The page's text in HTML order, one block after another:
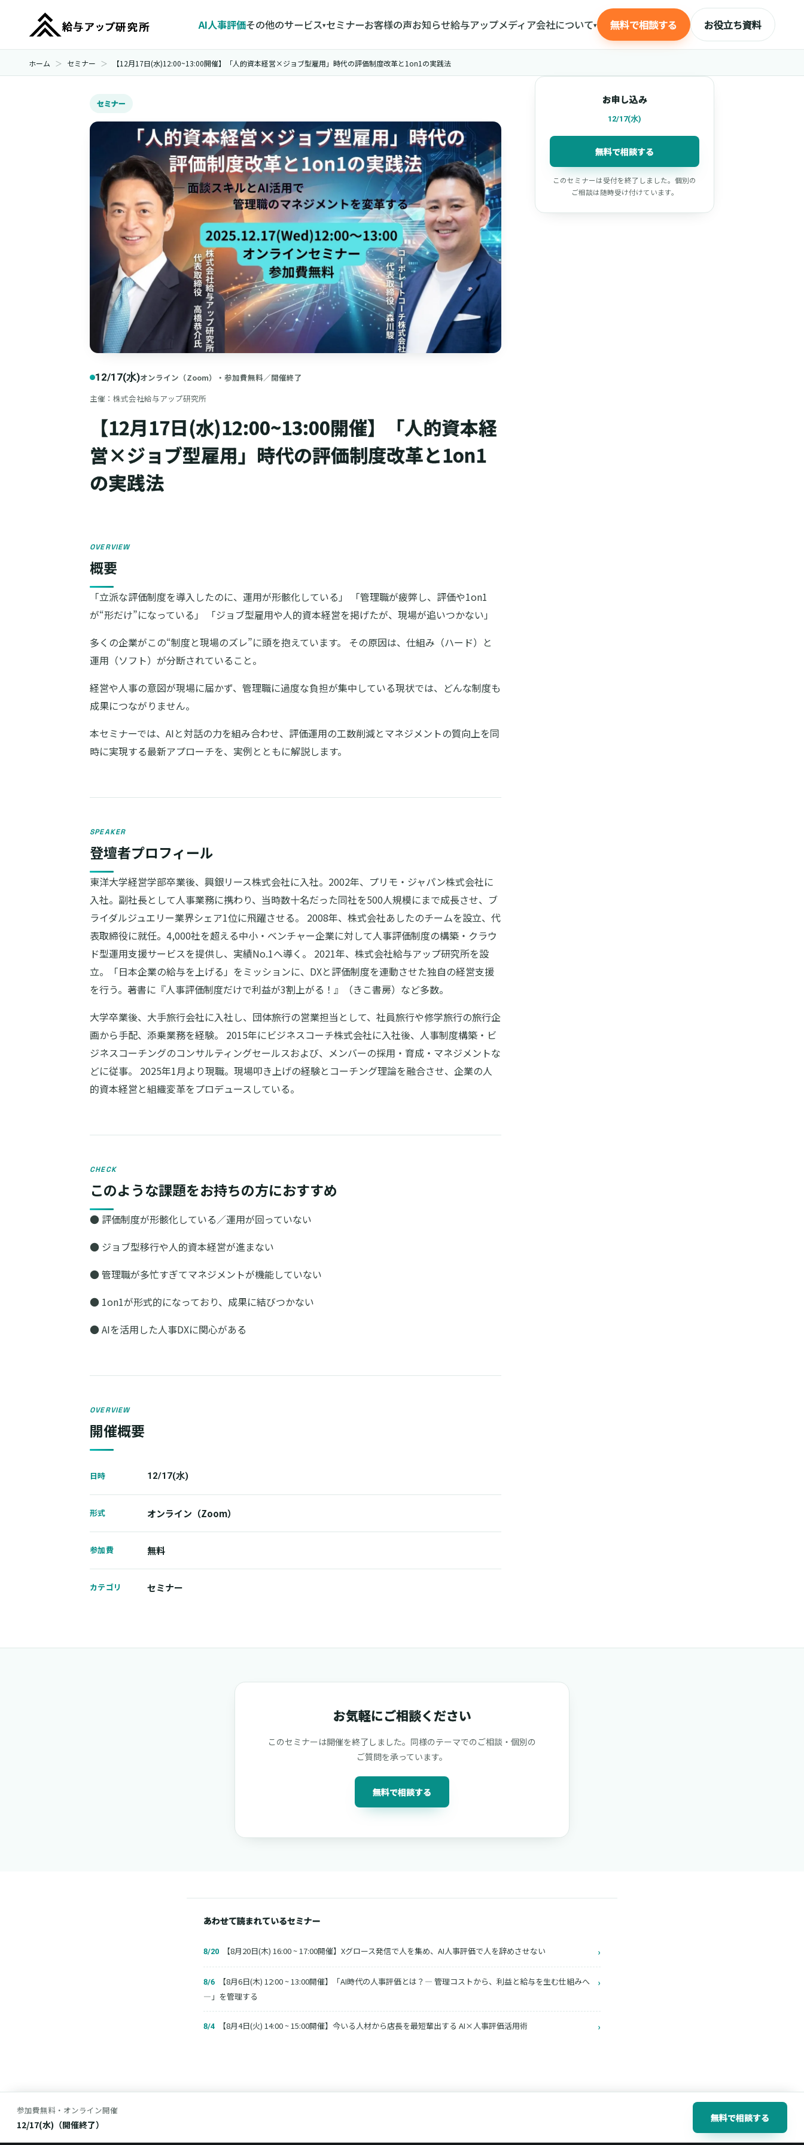
AI人事評価その他のサービス▾セミナーお客様の声お知らせ給与アップメディア会社について▾ 無料で相談する お役立ち資料
ホーム セミナー 【12月17日(水)12:00~13:00開催】「人的資本経営×ジョブ型雇用」時代の評価制度改革と1on1の実践法
セミナー
12/17(水)オンライン（Zoom）・参加費無料／開催終了
主催：株式会社給与アップ研究所
【12月17日(水)12:00~13:00開催】「人的資本経
営×ジョブ型雇用」時代の評価制度改革と1on1
の実践法
OVERVIEW
概要
「立派な評価制度を導入したのに、運用が形骸化している」 「管理職が疲弊し、評価や1on1
が“形だけ”になっている」 「ジョブ型雇用や人的資本経営を掲げたが、現場が追いつかない」
多くの企業がこの“制度と現場のズレ”に頭を抱えています。 その原因は、仕組み（ハード）と
運用（ソフト）が分断されていること。
経営や人事の意図が現場に届かず、管理職に過度な負担が集中している現状では、どんな制度も
成果につながりません。
本セミナーでは、AIと対話の力を組み合わせ、評価運用の工数削減とマネジメントの質向上を同
時に実現する最新アプローチを、実例とともに解説します。
SPEAKER
登壇者プロフィール
東洋大学経営学部卒業後、興銀リース株式会社に入社。2002年、プリモ・ジャパン株式会社に
入社。副社長として人事業務に携わり、当時数十名だった同社を500人規模にまで成長させ、ブ
ライダルジュエリー業界シェア1位に飛躍させる。 2008年、株式会社あしたのチームを設立、代
表取締役に就任。4,000社を超える中小・ベンチャー企業に対して人事評価制度の構築・クラウ
ド型運用支援サービスを提供し、実績No.1へ導く。 2021年、株式会社給与アップ研究所を設
立。「日本企業の給与を上げる」をミッションに、DXと評価制度を連動させた独自の経営支援
を行う。著書に『人事評価制度だけで利益が3割上がる！』（きこ書房）など多数。
大学卒業後、大手旅行会社に入社し、団体旅行の営業担当として、社員旅行や修学旅行の旅行企
画から手配、添乗業務を経験。 2015年にビジネスコーチ株式会社に入社後、人事制度構築・ビ
ジネスコーチングのコンサルティングセールスおよび、メンバーの採用・育成・マネジメントな
どに従事。 2025年1月より現職。現場叩き上げの経験とコーチング理論を融合させ、企業の人
的資本経営と組織変革をプロデュースしている。
CHECK
このような課題をお持ちの方におすすめ
● 評価制度が形骸化している／運用が回っていない
● ジョブ型移行や人的資本経営が進まない
● 管理職が多忙すぎてマネジメントが機能していない
● 1on1が形式的になっており、成果に結びつかない
● AIを活用した人事DXに関心がある
OVERVIEW
開催概要
日時 12/17(水)
形式 オンライン（Zoom）
参加費 無料
カテゴリ セミナー
お申し込み
12/17(水)
無料で相談する
このセミナーは受付を終了しました。個別の
ご相談は随時受け付けています。
お気軽にご相談ください
このセミナーは開催を終了しました。同様のテーマでのご相談・個別の
ご質問を承っています。
無料で相談する
あわせて読まれているセミナー
8/20 【8月20日(木) 16:00 ~ 17:00開催】Xグロース発信で人を集め、AI人事評価で人を辞めさせない ›
8/6
【8月6日(木) 12:00 ~ 13:00開催】「AI時代の人事評価とは？― 管理コストから、利益と給与を生む仕組みへ
―」を管理する
›
8/4 【8月4日(火) 14:00 ~ 15:00開催】今いる人材から店長を最短輩出する AI×人事評価活用術 ›
参加費無料・オンライン開催
12/17(水)（開催終了）
無料で相談する